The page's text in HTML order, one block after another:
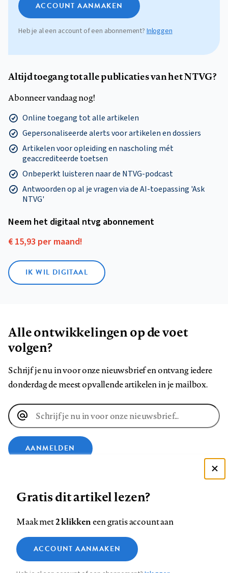
ACCOUNT AANMAKEN
Heb je al een account of een abonnement?Inloggen
Altijd toegang tot alle publicaties van het NTVG?
Abonneer vandaag nog!
Online toegang tot alle artikelen
Gepersonaliseerde alerts voor artikelen en dossiers
Artikelen voor opleiding en nascholing mét
geaccrediteerde toetsen
Onbeperkt luisteren naar de NTVG-podcast
Antwoorden op al je vragen via de AI-toepassing 'Ask
NTVG'
Neem het digitaal ntvg abonnement
€ 15,93 per maand!
IK WIL DIGITAAL
Alle ontwikkelingen op de voet
volgen?
Schrijf je nu in voor onze nieuwsbrief en ontvang iedere
donderdag de meest opvallende artikelen in je mailbox.
E-
mailadres
AANMELDEN
op
Facebook
op
LinkedIn
op
Bluesky
ons
op
InstagramYouTube
Footer
Contact Colofon Disclaimer Privacy
Medische vragen verdienen
betrouwbare antwoorden
Zie onze cookie policy
Analytische cookies
Gratis dit artikel lezen?
Maak met2 klikkeneen gratis account aan
ACCOUNT AANMAKEN